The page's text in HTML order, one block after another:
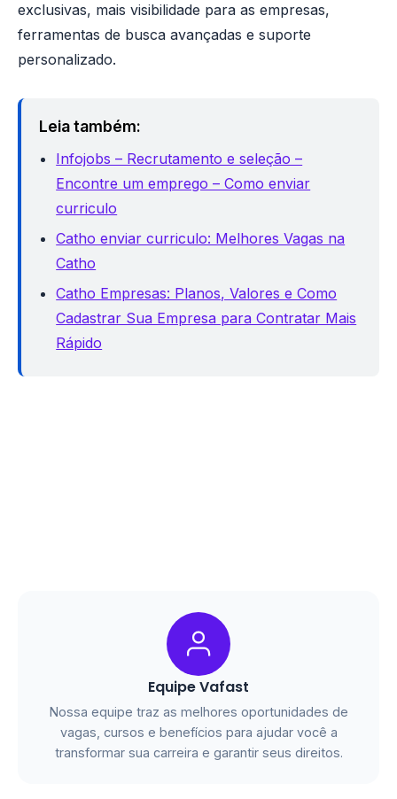
exclusivas, mais visibilidade para as empresas,
ferramentas de busca avançadas e suporte
personalizado.
Leia também:
Infojobs – Recrutamento e seleção –
Encontre um emprego – Como enviar
curriculo
Catho enviar curriculo: Melhores Vagas na
Catho
Catho Empresas: Planos, Valores e Como
Cadastrar Sua Empresa para Contratar Mais
Rápido
Equipe Vafast
Nossa equipe traz as melhores oportunidades de
vagas, cursos e benefícios para ajudar você a
transformar sua carreira e garantir seus direitos.